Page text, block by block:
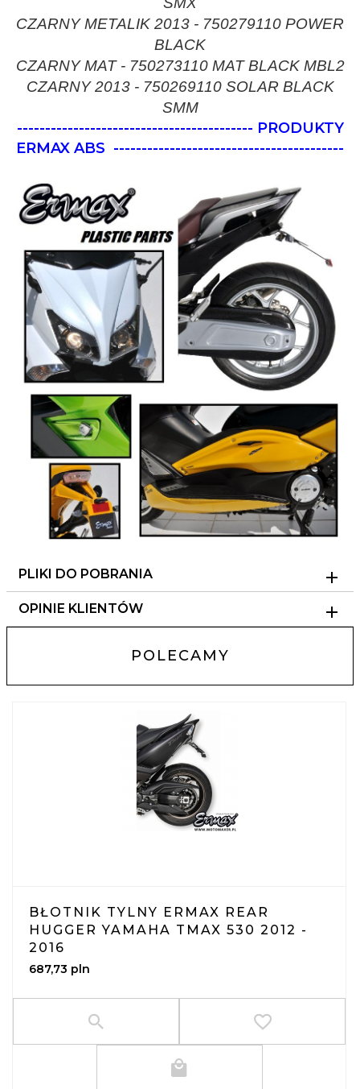
CZARNY METALIK 2013 - 750279110 POWER
BLACK
CZARNY MAT - 750273110 MAT BLACK MBL2
CZARNY 2013 - 750269110 SOLAR BLACK
SMM
------------------------------------------ PRODUKTY
ERMAX ABS -----------------------------------------
PLIKI DO POBRANIA
OPINIE KLIENTÓW
POLECAMY
BŁOTNIK TYLNY ERMAX REAR
HUGGER YAMAHA TMAX 530 2012 -
2016
687,73 pln